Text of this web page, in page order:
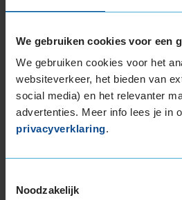
We gebruiken cookies voor een
We gebruiken cookies voor het
websiteverkeer, het bieden van
social media) en het relevanter
advertenties. Meer info lees je in
privacyverklaring.
Noodzakelijk
Balanceren
Ventiel of TPMS
Stikstof
Bandengarantieplan